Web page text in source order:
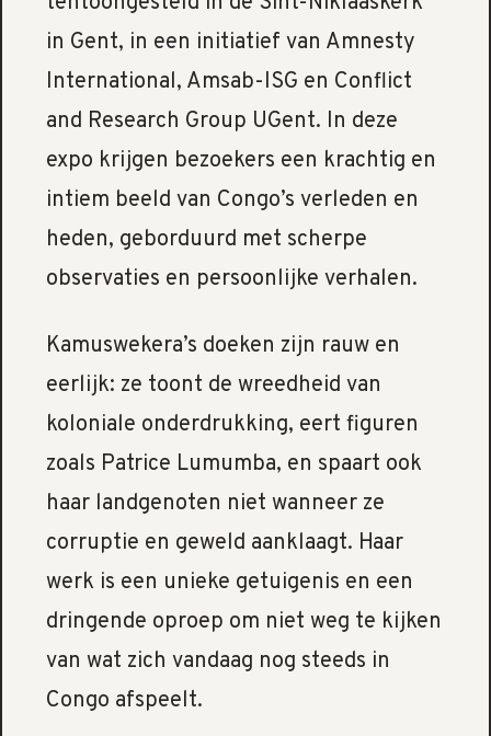
in Gent, in een initiatief van Amnesty
International, Amsab-ISG en Conflict
and Research Group UGent. In deze
expo krijgen bezoekers een krachtig en
intiem beeld van Congo’s verleden en
heden, geborduurd met scherpe
observaties en persoonlijke verhalen.
Kamuswekera’s doeken zijn rauw en
eerlijk: ze toont de wreedheid van
koloniale onderdrukking, eert figuren
zoals Patrice Lumumba, en spaart ook
haar landgenoten niet wanneer ze
corruptie en geweld aanklaagt. Haar
werk is een unieke getuigenis en een
dringende oproep om niet weg te kijken
van wat zich vandaag nog steeds in
Congo afspeelt.